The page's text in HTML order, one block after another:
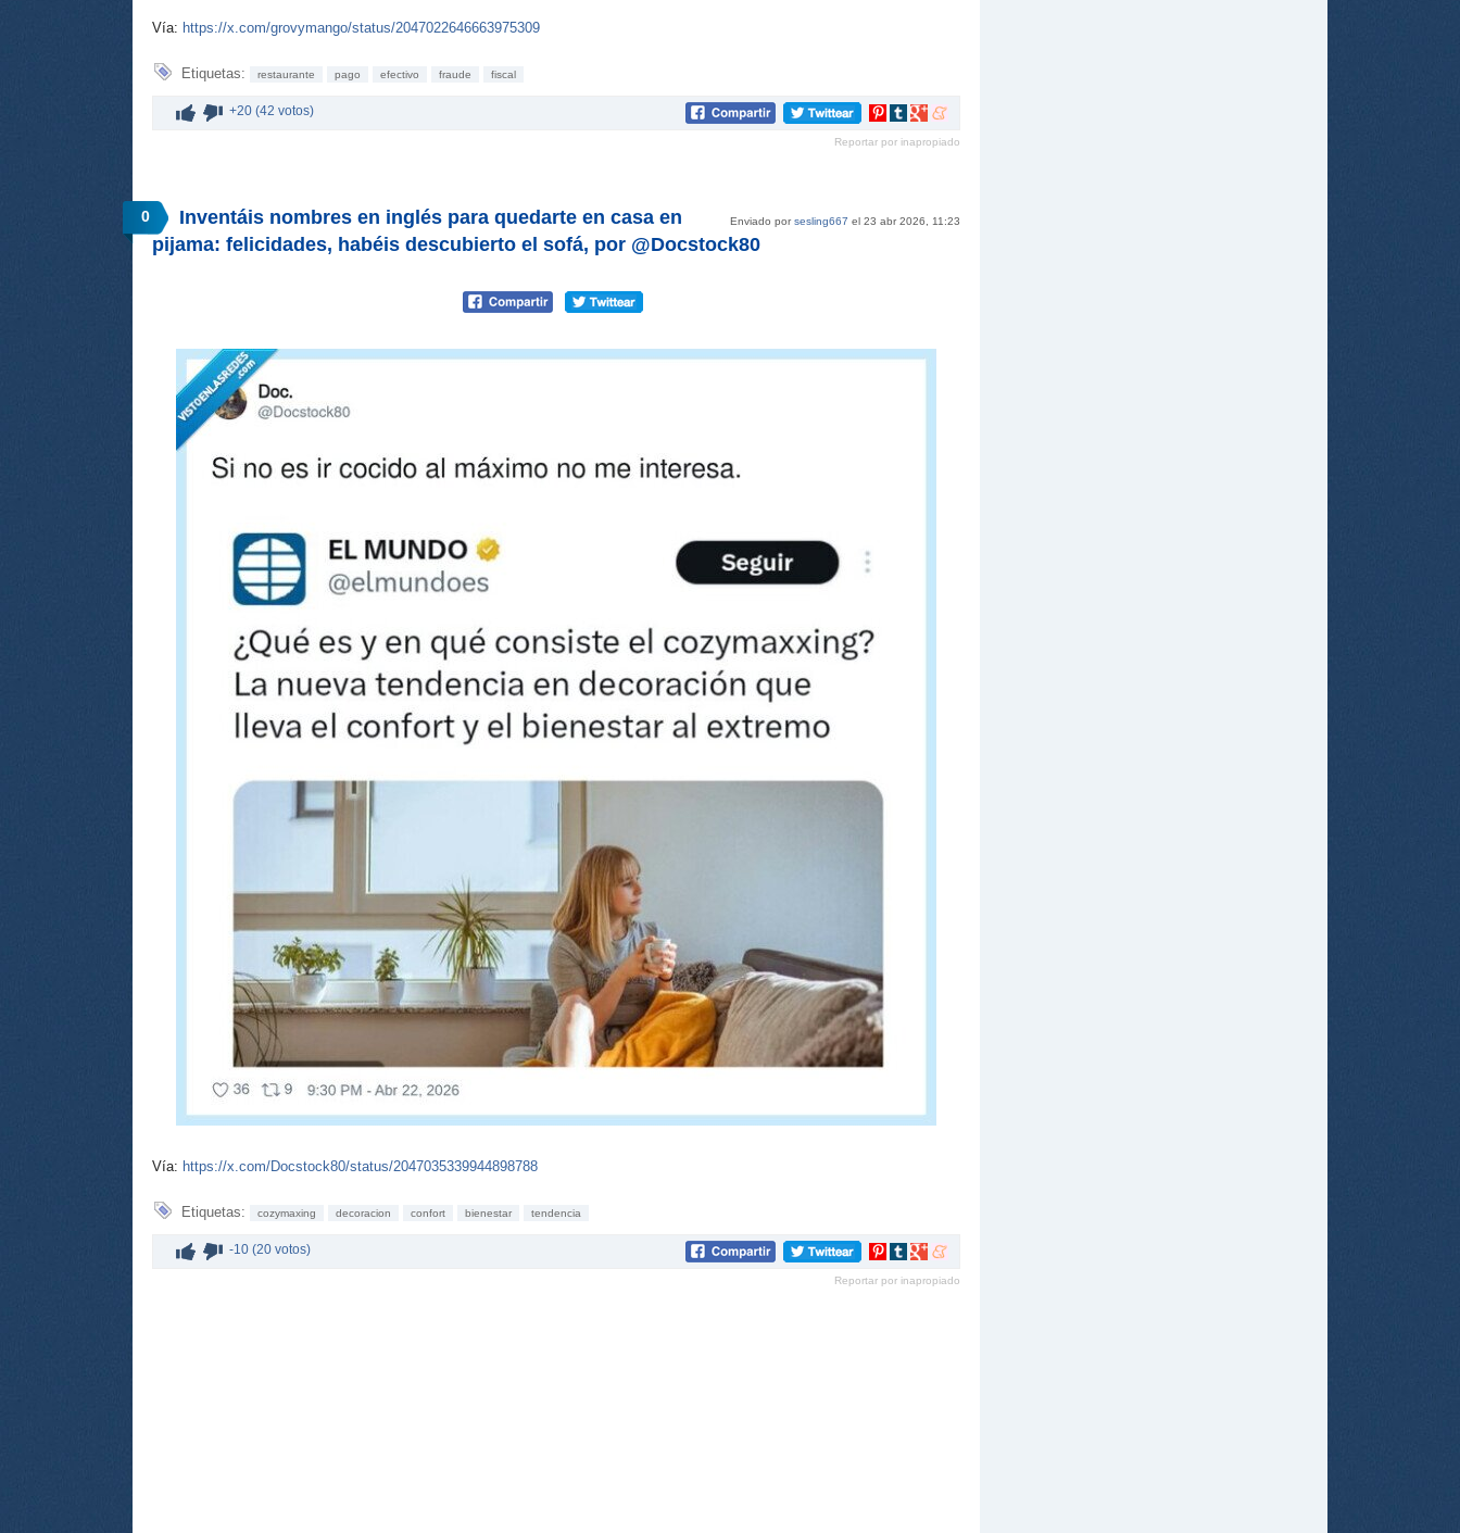
Vía: https://x.com/grovymango/status/2047022646663975309
Etiquetas: restaurante pago efectivo fraude fiscal
+20 (42 votos)
Compartir
Pinterest
Compartir
tumblr
Compartir
Google+
Compartir
meneame
Reportar por inapropiado
0 Enviado porsesling667 el 23 abr 2026, 11:23
Inventáis nombres en inglés para quedarte en casa en
pijama: felicidades, habéis descubierto el sofá, por @Docstock80
Vía: https://x.com/Docstock80/status/2047035339944898788
Etiquetas: cozymaxing decoracion confort bienestar tendencia
-10 (20 votos)
Compartir
Pinterest
Compartir
tumblr
Compartir
Google+
Compartir
meneame
Reportar por inapropiado